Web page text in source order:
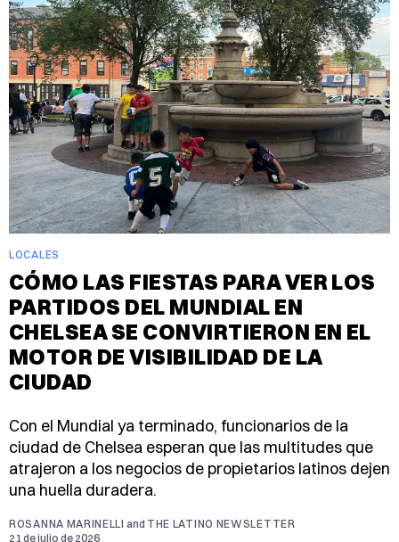
LOCALES
CÓMO LAS FIESTAS PARA VER LOS
PARTIDOS DEL MUNDIAL EN
CHELSEA SE CONVIRTIERON EN EL
MOTOR DE VISIBILIDAD DE LA
CIUDAD
Con el Mundial ya terminado, funcionarios de la
ciudad de Chelsea esperan que las multitudes que
atrajeron a los negocios de propietarios latinos dejen
una huella duradera.
ROSANNA MARINELLI and THE LATINO NEWSLETTER
21 de julio de 2026